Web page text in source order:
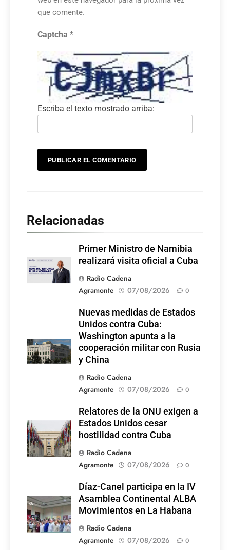
que comente.
Captcha *
Escriba el texto mostrado arriba:
Relacionadas
Primer Ministro de Namibia
realizará visita oficial a Cuba
Radio Cadena
Agramonte
07/08/2026 0
Nuevas medidas de Estados
Unidos contra Cuba:
Washington apunta a la
cooperación militar con Rusia
y China
Radio Cadena
Agramonte
07/08/2026 0
Relatores de la ONU exigen a
Estados Unidos cesar
hostilidad contra Cuba
Radio Cadena
Agramonte
07/08/2026 0
Díaz-Canel participa en la IV
Asamblea Continental ALBA
Movimientos en La Habana
Radio Cadena
Agramonte
07/08/2026 0